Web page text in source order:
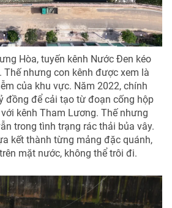
Podcast
Infographic
VTV Thể thao
Hòa, tuyến kênh Nước Đen kéo
Thế nhưng con kênh được xem là
của khu vực. Năm 2022, chính
đồng để cải tạo từ đoạn cống hộp
kênh Tham Lương. Thế nhưng
trong tình trạng rác thải bủa vây.
kết thành từng mảng đặc quánh,
mặt nước, không thể trôi đi.